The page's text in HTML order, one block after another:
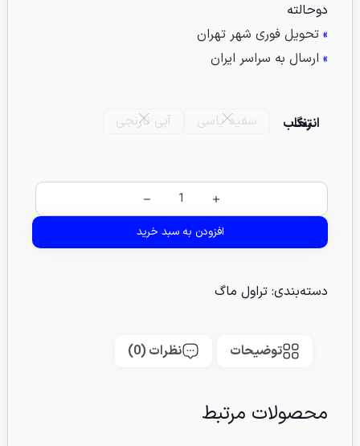
دوحالته
» تحویل فوری شهر تهران
» ارسال به سراسر ایران
انتخاب رنگ سفید یاسی آبی نارنجی
افزودن به سبد خرید
دسته‌بندی: تراول ماگ
توضیحات نظرات (0)
محصولات مرتبط